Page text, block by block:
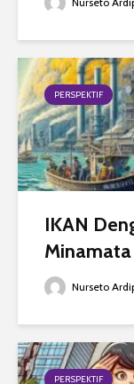
PERSPEKTIF
IKAN
Nurseto
PERSPEKTIF